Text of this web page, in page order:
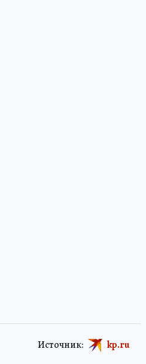
Источник: kp.ru